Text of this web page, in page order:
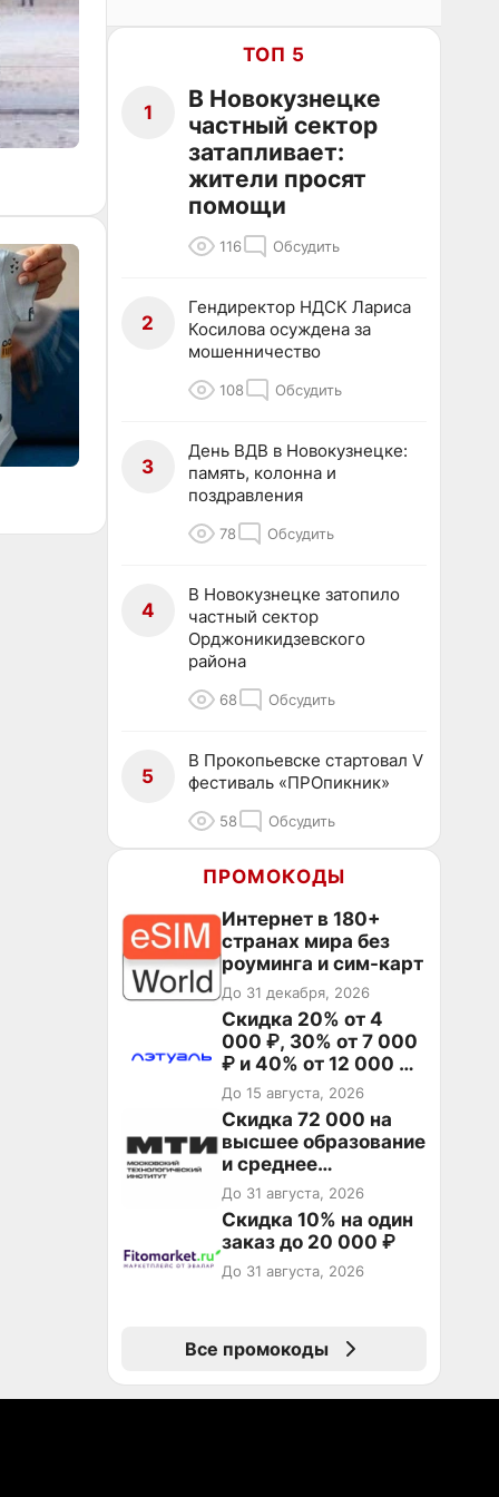
ТОП 5
1
В Новокузнецке
частный сектор
затапливает:
жители просят
помощи
116 Обсудить
2
Гендиректор НДСК Лариса
Косилова осуждена за
мошенничество
108 Обсудить
3
День ВДВ в Новокузнецке:
память, колонна и
поздравления
78 Обсудить
4
В Новокузнецке затопило
частный сектор
Орджоникидзевского
района
68 Обсудить
5
В Прокопьевске стартовал V
фестиваль «ПРОпикник»
58 Обсудить
ПРОМОКОДЫ
Интернет в 180+
странах мира без
роуминга и сим-карт
До 31 декабря, 2026
Скидка 20% от 4
000 ₽, 30% от 7 000
₽ и 40% от 12 000 ₽
на первый и все
повторные заказы по
промокоду ТРЕНД
До 15 августа, 2026
Скидка 72 000 на
высшее образование
и среднее
специальное
образование в
первый год обучения
До 31 августа, 2026
Скидка 10% на один
заказ до 20 000 ₽
До 31 августа, 2026
Все промокоды